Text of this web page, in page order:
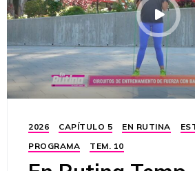
2026 CAPÍTULO 5 EN RUTINA
PROGRAMA
TEM. 10